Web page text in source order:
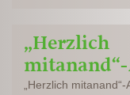
„Herzlich
„Herzlich